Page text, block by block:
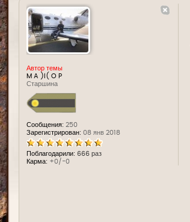
Автор темы
M A )l( O P
Старшина
Сообщения: 250
Зарегистрирован: 08 янв 2018
Поблагодарили: 666 раз
Карма: +0/-0